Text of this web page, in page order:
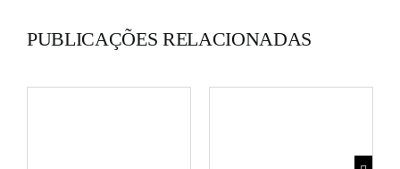
PUBLICAÇÕES RELACIONADAS